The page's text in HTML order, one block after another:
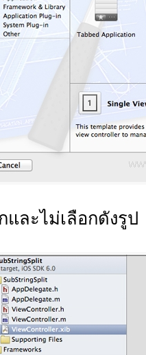
และไม่เลือกดังรูป